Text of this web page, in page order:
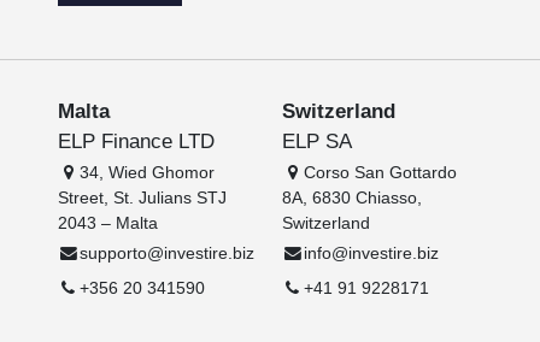
Malta
ELP Finance LTD
34, Wied Ghomor
Street, St. Julians STJ
2043 – Malta
supporto@investire.biz
+356 20 341590
Switzerland
ELP SA
Corso San Gottardo
8A, 6830 Chiasso,
Switzerland
info@investire.biz
+41 91 9228171